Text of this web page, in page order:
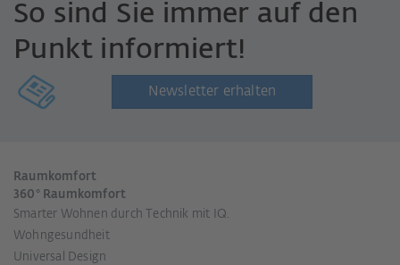
So sind Sie immer auf den
Punkt informiert!
Newsletter erhalten
Raumkomfort
360° Raumkomfort
Smarter Wohnen durch Technik mit IQ.
Wohngesundheit
Universal Design